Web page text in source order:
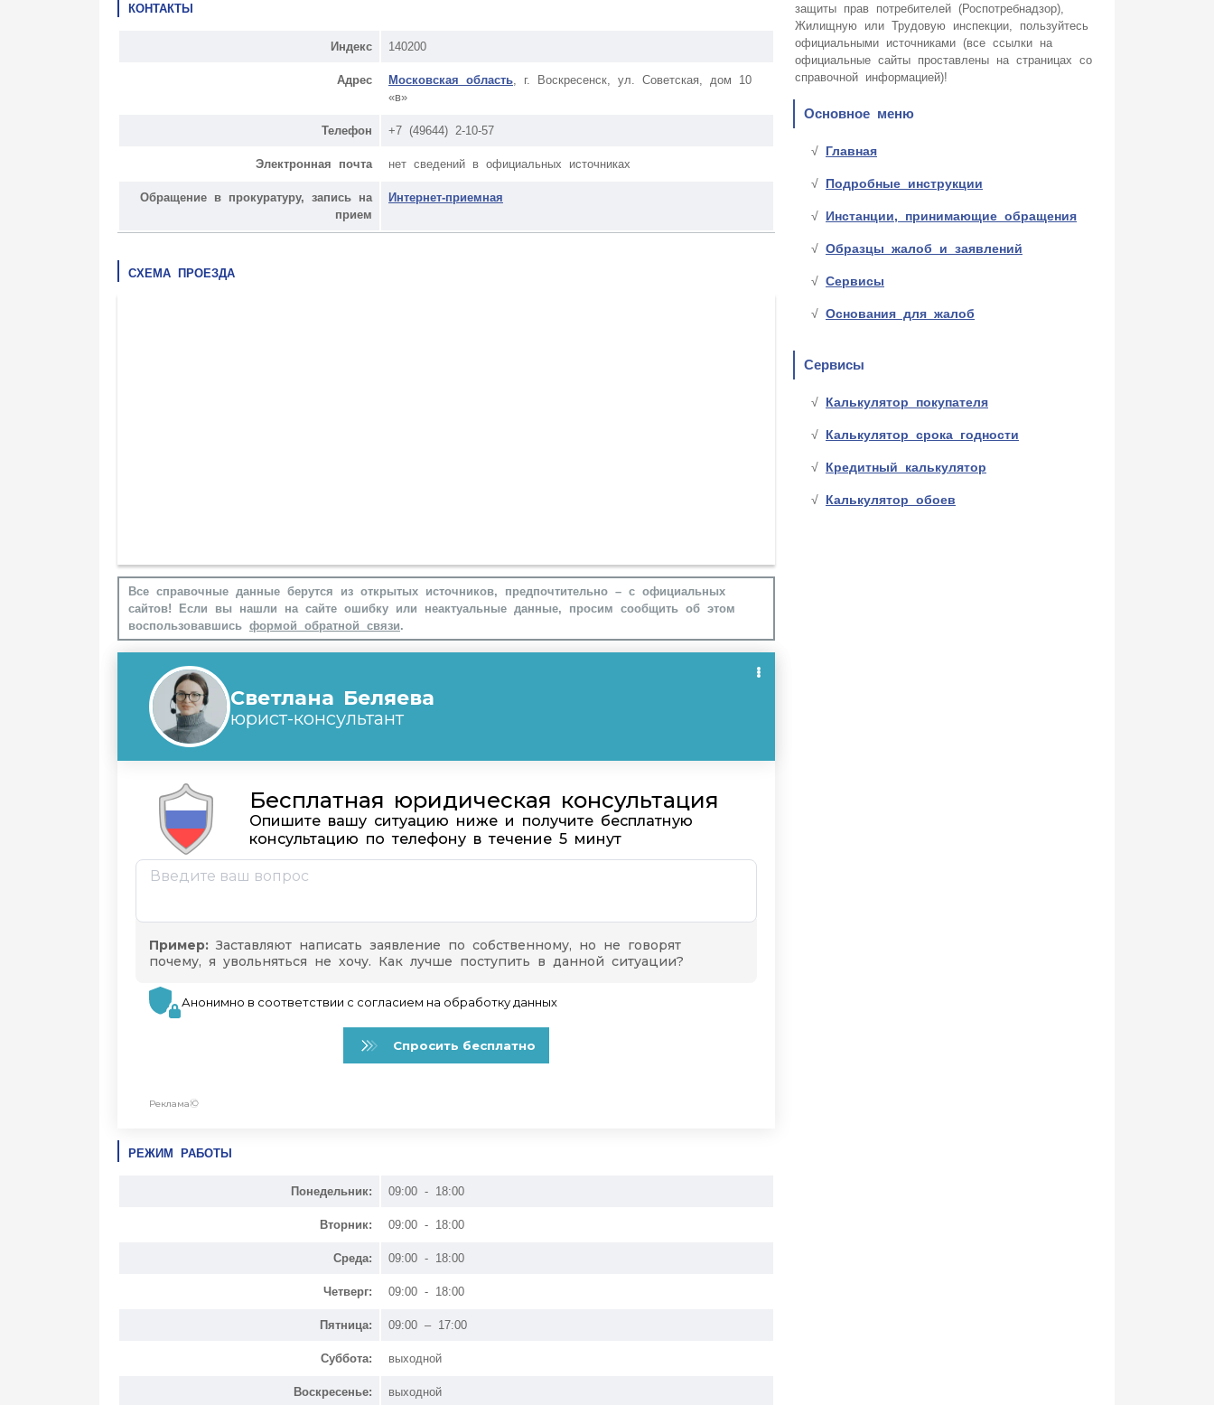
КОНТАКТЫ
Индекс 140200
Адрес Московская область , г. Воскресенск, ул. Советская, дом 10
«в»
Телефон +7 (49644) 2-10-57
Электронная почта нет сведений в официальных источниках
Обращение в прокуратуру, запись на
прием
Интернет-приемная
СХЕМА ПРОЕЗДА
Все справочные данные берутся из открытых источников, предпочтительно – с официальных
сайтов! Если вы нашли на сайте ошибку или неактуальные данные, просим сообщить об этом
воспользовавшись формой обратной связи.
РЕЖИМ РАБОТЫ
Понедельник: 09:00 - 18:00
Вторник: 09:00 - 18:00
Среда: 09:00 - 18:00
Четверг: 09:00 - 18:00
Пятница: 09:00 – 17:00
Суббота: выходной
Воскресенье: выходной
защиты прав потребителей (Роспотребнадзор),
Жилищную или Трудовую инспекции, пользуйтесь
официальными источниками (все ссылки на
официальные сайты проставлены на страницах со
справочной информацией)!
Основное меню
Главная
Подробные инструкции
Инстанции, принимающие обращения
Образцы жалоб и заявлений
Сервисы
Основания для жалоб
Сервисы
Калькулятор покупателя
Калькулятор срока годности
Кредитный калькулятор
Калькулятор обоев